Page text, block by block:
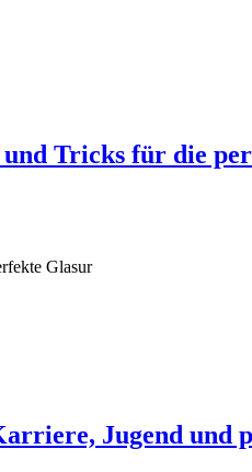
Tricks für die
Glasur
Jugend und